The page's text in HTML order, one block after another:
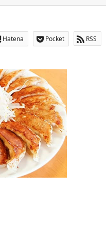
Hatena Pocket RSS